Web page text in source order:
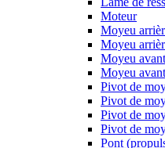
Moteur
Moyeu
Moyeu
Moyeu
Moyeu
Pivot de
Pivot de
Pivot de
Pivot de
Pont